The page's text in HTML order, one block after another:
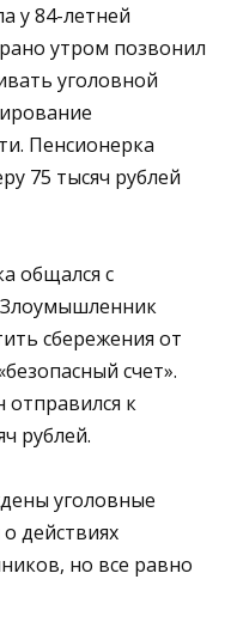
у 84-летней
утром позвонил
уголовной
Пенсионерка
75 тысяч рублей
общался с
сбережения от
счет».
к
рублей.
уголовные
действиях
но все равно